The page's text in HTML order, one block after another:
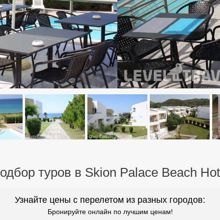
туров в Skion Palace Beach
Узнайте цены с перелетом из разных городов:
Бронируйте онлайн по лучшим ценам!